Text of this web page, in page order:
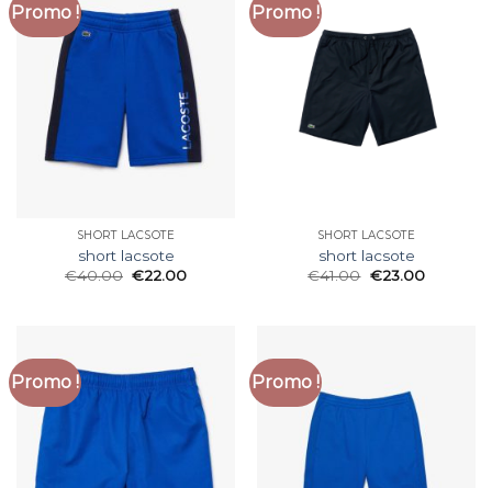
Promo !
SHORT LACSOTE
short lacsote
€40.00 €22.00
Promo !
SHORT LACSOTE
short lacsote
€41.00 €23.00
Promo ! Promo !